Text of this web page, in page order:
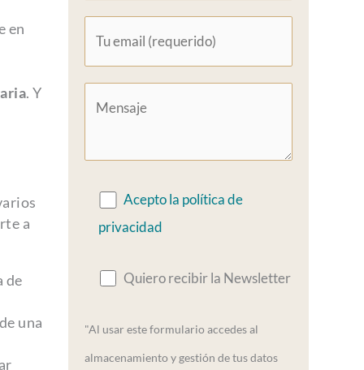
en
. Y
a
de
una
Acepto la política de
privacidad
Quiero recibir la Newsletter
"Al usar este formulario accedes al
almacenamiento y gestión de tus datos